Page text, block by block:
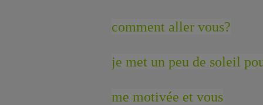
comment aller vous?
je met un peu de soleil
me motivée et vous